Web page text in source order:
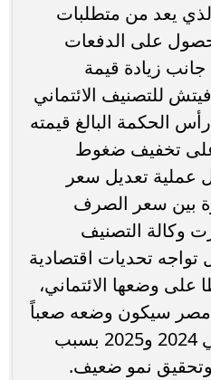
يعد من متطلبات
على الدفعات
زيادة قيمة
للتصنيف الائتماني
الحكمة البالغ قيمته
على تخفيف ضغوط
عملية تعديل سعر
بين سعر الصرف
وكالة التصنيف
تحديات اقتصادية
على وضعها الائتماني،
مصر سيكون وضعه صعباً
خلال كلا من العام المالي 2024 و2025 بسبب
وتحقيق نمو ضعيف.